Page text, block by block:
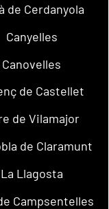
de Cerdanyola
Canyelles
Canovelles
de Castellet
de Vilamajor
de Claramunt
La Llagosta
Campsentelles